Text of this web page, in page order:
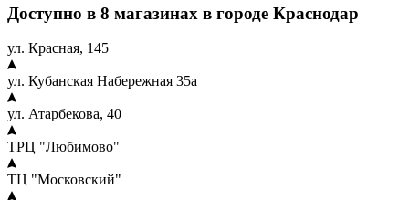
Доступно в 8 магазинах в городе Краснодар
ул. Красная, 145
ул. Кубанская Набережная 35а
ул. Атарбекова, 40
ТРЦ "Любимово"
ТЦ "Московский"